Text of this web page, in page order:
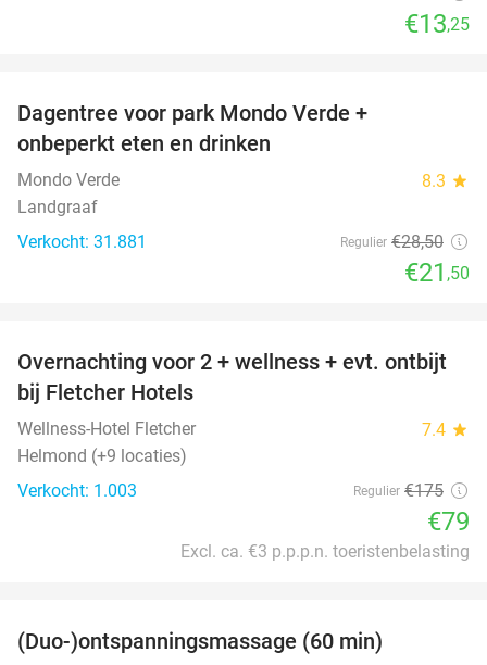
€13,25
Dagentree voor park Mondo Verde +
onbeperkt eten en drinken
Mondo Verde 8.3 star
Landgraaf
Verkocht: 31.881
Regulier €28,50
€21 ,50
55%
Overnachting voor 2 + wellness + evt. ontbijt
bij Fletcher Hotels
Wellness-Hotel Fletcher 7.4 star
Helmond (+9 locaties)
Verkocht: 1.003
Regulier €175
€79
Excl. ca. €3 p.p.p.n. toeristenbelasting
(Duo-)ontspanningsmassage (60 min)